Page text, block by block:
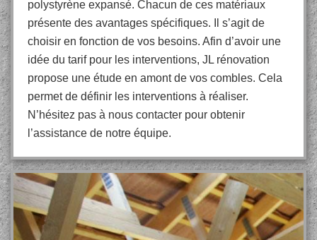
polystyrène expansé. Chacun de ces matériaux
présente des avantages spécifiques. Il s’agit de
choisir en fonction de vos besoins. Afin d’avoir une
idée du tarif pour les interventions, JL rénovation
propose une étude en amont de vos combles. Cela
permet de définir les interventions à réaliser.
N’hésitez pas à nous contacter pour obtenir
l’assistance de notre équipe.